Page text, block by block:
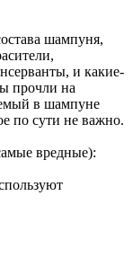
шампуня,
и какие-
прочли на
в шампуне
по сути не важно.
вредные):